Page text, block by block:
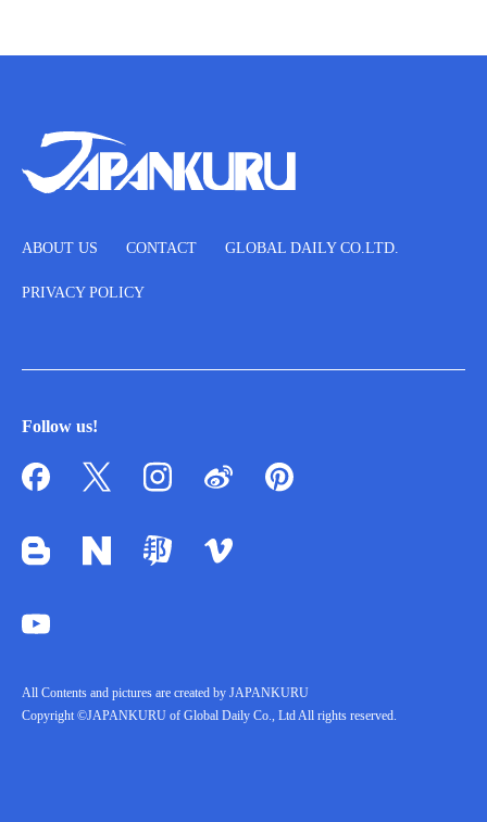
ABOUT US CONTACT GLOBAL DAILY CO.LTD.
PRIVACY POLICY
Follow us!
All Contents and pictures are created by JAPANKURU
Copyright ©JAPANKURU of Global Daily Co., Ltd All rights reserved.